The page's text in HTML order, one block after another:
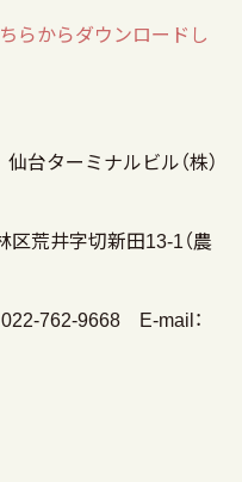
らからダウンロードし
ターミナルビル（株）
荒井字切新田13-1（農
762-9668 E-mail：